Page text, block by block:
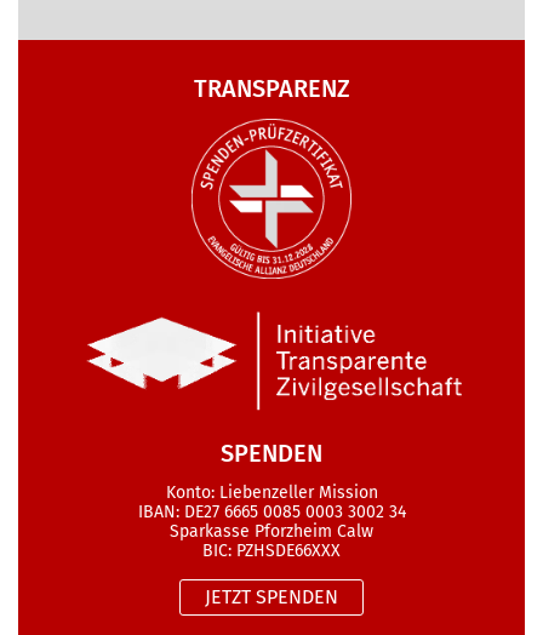
TRANSPARENZ
SPENDEN
Konto: Liebenzeller Mission
IBAN: DE27 6665 0085 0003 3002 34
Sparkasse Pforzheim Calw
BIC: PZHSDE66XXX
JETZT SPENDEN